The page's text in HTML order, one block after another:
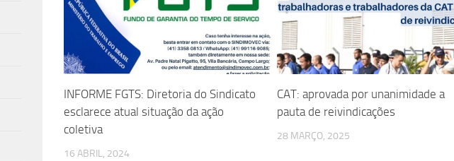
INFORME FGTS: Diretoria do Sindicato
esclarece atual situação da ação
coletiva
16 ABRIL, 2024
CAT: aprovada por unanimidade a
pauta de reivindicações
28 MARÇO, 2025